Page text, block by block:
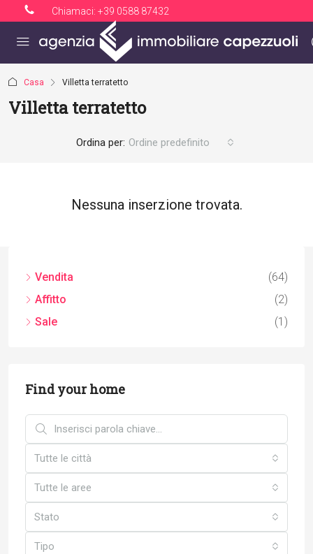
Chiamaci: +39 0588 87432
Casa Villetta terratetto
Villetta terratetto
Ordina per: Ordine predefinito
Nessuna inserzione trovata.
Vendita
(64)
Affitto
(2)
Sale
(1)
Find your home
Tutte le città
Tutte le aree
Stato
Tipo